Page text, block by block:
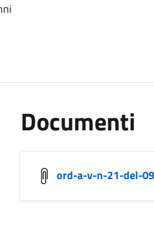
Documenti
ord-a-v-n-21-del-